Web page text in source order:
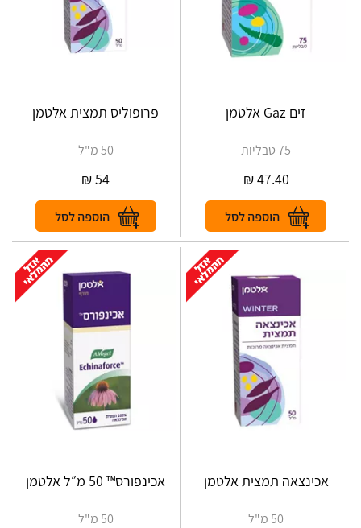
זים Gaz אלטמן
75 טבליות
47.40
₪
פרופוליס תמצית אלטמן
50 מ"ל
54
₪
אכינצאה תמצית אלטמן
50 מ"ל
אכינפורס™ 50 מ״ל אלטמן
50 מ"ל